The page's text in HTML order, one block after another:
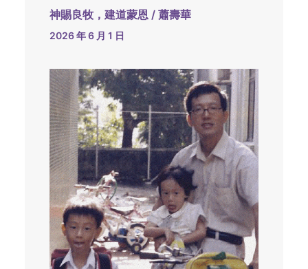
神賜良牧，建道蒙恩 / 蕭壽華
2026 年 6 月 1 日